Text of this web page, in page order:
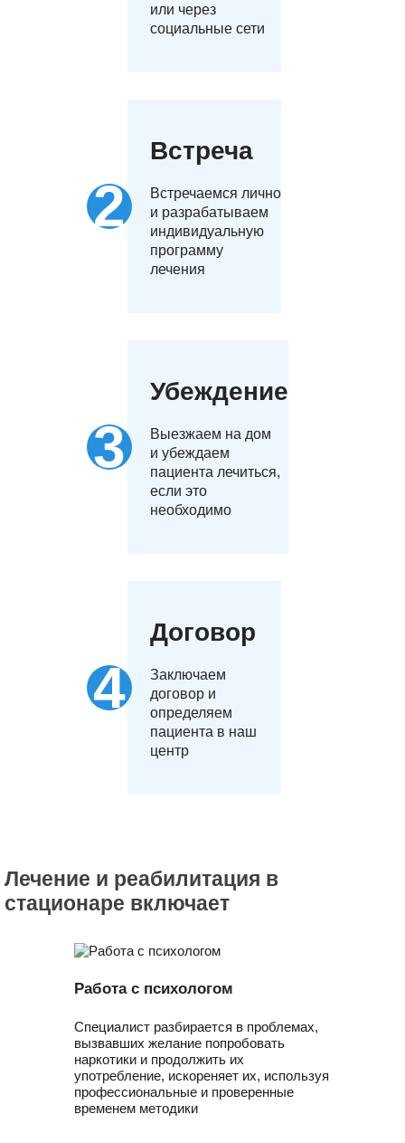
или через
социальные сети
Встреча
Встречаемся лично
и разрабатываем
индивидуальную
программу
лечения
Убеждение
Выезжаем на дом
и убеждаем
пациента лечиться,
если это
необходимо
Договор
Заключаем
договор и
определяем
пациента в наш
центр
Лечение и реабилитация в
стационаре включает
Работа с психологом
Специалист разбирается в проблемах,
вызвавших желание попробовать
наркотики и продолжить их
употребление, искореняет их, используя
профессиональные и проверенные
временем методики